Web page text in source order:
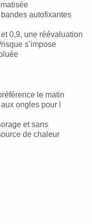
autofixantes
0,9, une réévaluation
s’impose
le matin
ongles pour l
et sans
de chaleur